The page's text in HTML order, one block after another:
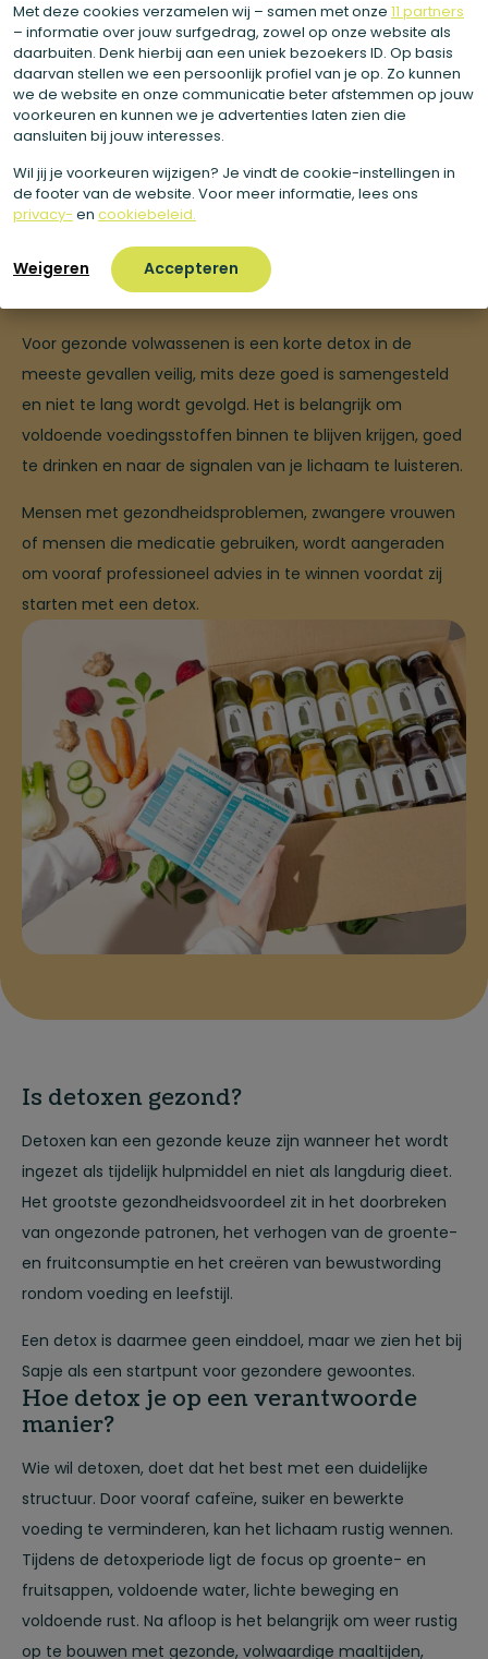
Met deze cookies verzamelen wij – samen met onze 11 partners
– informatie over jouw surfgedrag, zowel op onze website als
daarbuiten. Denk hierbij aan een uniek bezoekers ID. Op basis
daarvan stellen we een persoonlijk profiel van je op. Zo kunnen
we de website en onze communicatie beter afstemmen op jouw
voorkeuren en kunnen we je advertenties laten zien die
aansluiten bij jouw interesses.
Wil jij je voorkeuren wijzigen? Je vindt de cookie-instellingen in
de footer van de website. Voor meer informatie, lees ons
privacy- en cookiebeleid.
Weigeren Accepteren
Wil je dieper ingaan op de voordelen van detoxen? Lees
meer over onzedetoxkuren.
Voor gezonde volwassenen is een korte detox in de
meeste gevallen veilig, mits deze goed is samengesteld
en niet te lang wordt gevolgd. Het is belangrijk om
voldoende voedingsstoffen binnen te blijven krijgen, goed
te drinken en naar de signalen van je lichaam te luisteren.
Mensen met gezondheidsproblemen, zwangere vrouwen
of mensen die medicatie gebruiken, wordt aangeraden
om vooraf professioneel advies in te winnen voordat zij
starten met een detox.
Is detoxen gezond?
Detoxen kan een gezonde keuze zijn wanneer het wordt
ingezet als tijdelijk hulpmiddel en niet als langdurig dieet.
Het grootste gezondheidsvoordeel zit in het doorbreken
van ongezonde patronen, het verhogen van de groente-
en fruitconsumptie en het creëren van bewustwording
rondom voeding en leefstijl.
Een detox is daarmee geen einddoel, maar we zien het bij
Sapje als een startpunt voor gezondere gewoontes.
Hoe detox je op een verantwoorde
manier?
Wie wil detoxen, doet dat het best met een duidelijke
structuur. Door vooraf cafeïne, suiker en bewerkte
voeding te verminderen, kan het lichaam rustig wennen.
Tijdens de detoxperiode ligt de focus op groente- en
fruitsappen, voldoende water, lichte beweging en
voldoende rust. Na afloop is het belangrijk om weer rustig
op te bouwen met gezonde, volwaardige maaltijden,